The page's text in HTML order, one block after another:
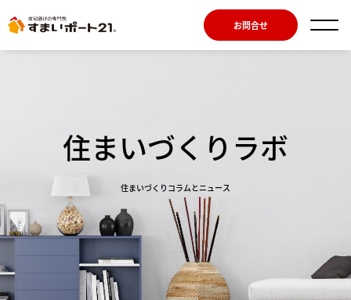
お問合せ
住まいづくりラボ
住まいづくりコラムとニュース